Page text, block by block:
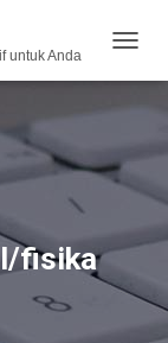
untuk Anda
fisika